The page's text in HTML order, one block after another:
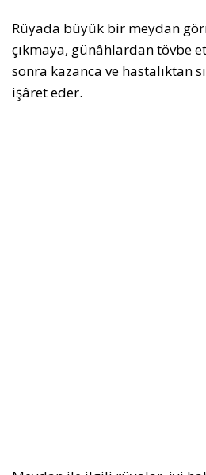
Rüyada büyük bir meydan
çıkmaya, günâhlardan tövbe
sonra kazanca ve hastalıktan
işâret eder.